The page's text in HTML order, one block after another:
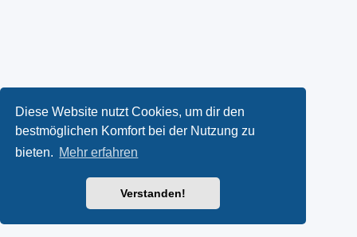
Diese Website nutzt Cookies, um dir den
bestmöglichen Komfort bei der Nutzung zu
bieten. Mehr erfahren
Verstanden!